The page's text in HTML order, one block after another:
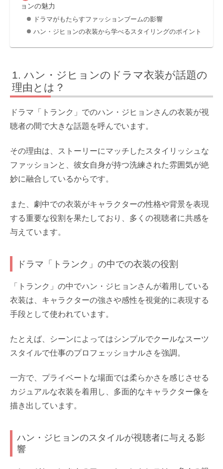
ョンの魅力
ドラマがもたらすファッションブームの影響
ハン・ジヒョンの衣装から学べるスタイリングのポイント
ハン・ジヒョンのドラマ衣装が話題の
理由とは？
ドラマ「トランク」でのハン・ジヒョンさんの衣装が視
聴者の間で大きな話題を呼んでいます。
その理由は、ストーリーにマッチしたスタイリッシュな
ファッションと、彼女自身が持つ洗練された雰囲気が絶
妙に融合しているからです。
また、劇中での衣装がキャラクターの性格や背景を表現
する重要な役割を果たしており、多くの視聴者に共感を
与えています。
ドラマ「トランク」の中での衣装の役割
「トランク」の中でハン・ジヒョンさんが着用している
衣装は、キャラクターの強さや感性を視覚的に表現する
手段として使われています。
たとえば、シーンによってはシンプルでクールなスーツ
スタイルで仕事のプロフェッショナルさを強調。
一方で、プライベートな場面では柔らかさを感じさせる
カジュアルな衣装を着用し、多面的なキャラクター像を
描き出しています。
ハン・ジヒョンのスタイルが視聴者に与える影
響